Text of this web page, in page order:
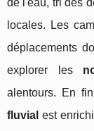
de l'eau, tri des
locales. Les
déplacements
explorer les
alentours. En
fluvial est